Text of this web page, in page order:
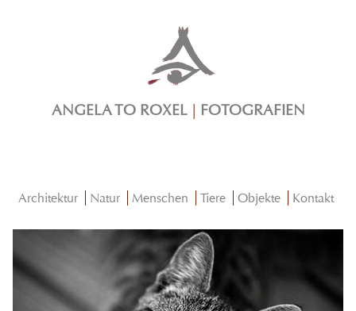
ANGELA TO ROXEL FOTOGRAFIEN
Architektur Natur Menschen Tiere Objekte Kontakt